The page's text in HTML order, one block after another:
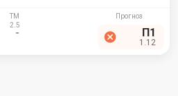
- П1
1.12